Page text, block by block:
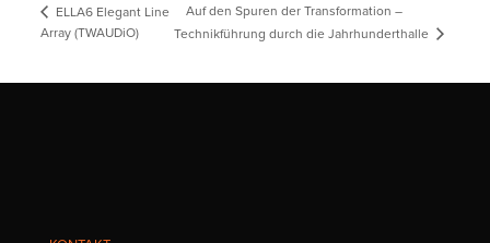
ELLA6 Elegant Line
Array (TWAUDiO)
Auf den Spuren der Transformation –
Technikführung durch die Jahrhunderthalle